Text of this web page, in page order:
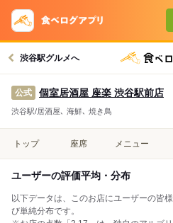
渋谷駅グルメへ
公式 個室居酒屋 座楽 渋谷駅前店
渋谷駅/居酒屋､ 海鮮､ 焼き鳥
トップ 座席 メニュー
ユーザーの評価平均・分布
以下データは、このお店にユーザーの皆
び単純分布です。